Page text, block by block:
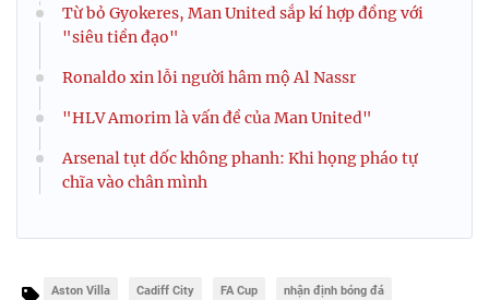
Từ bỏ Gyokeres, Man United sắp kí hợp đồng với
"siêu tiền đạo"
Ronaldo xin lỗi người hâm mộ Al Nassr
"HLV Amorim là vấn đề của Man United"
Arsenal tụt dốc không phanh: Khi họng pháo tự
chĩa vào chân mình
Aston Villa Cadiff City FA Cup nhận định bóng đá